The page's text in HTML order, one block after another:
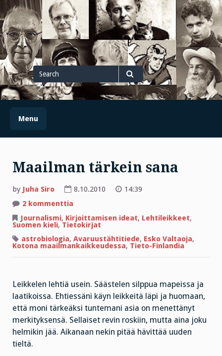
Skip
to
content
Search
for
Search
Menu
Maailman tärkein sana
by Juha Siro 8.10.2010
14:39
2 kommenttia
tärkein
sana
Journalismi, Kirjoittamisen ideat, Lehtileikkeet,
Suomen kieli, Tietokirjat
astrobiologia, Avaruustähtitiede, Esko Valtaoja,
Kotona maailmankaikkeudessa, Tieto-Finlandia
Leikkelen lehtiä usein. Säästelen silppua mapeissa ja
laatikoissa. Ehtiessäni käyn leikkeitä läpi ja huomaan,
että moni tärkeäksi tuntemani asia on menettänyt
merkityksensä. Sellaiset revin roskiin, mutta aina joku
helmikin jää. Aikanaan nekin pitää hävittää uuden
tieltä.